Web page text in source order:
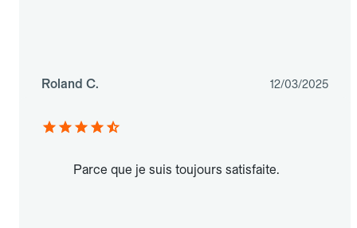
Roland C. 12/03/2025
Parce que je suis toujours satisfaite.